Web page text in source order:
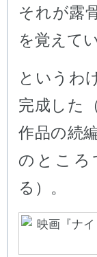
それが露
を覚えて
というわ
完成した
作品の続
のところ
る）。